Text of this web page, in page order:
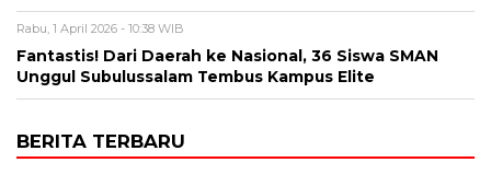
Rabu, 1 April 2026 - 10:38 WIB
Fantastis! Dari Daerah ke Nasional, 36 Siswa SMAN
Unggul Subulussalam Tembus Kampus Elite
BERITA TERBARU